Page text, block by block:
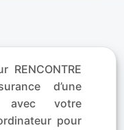
d’une
avec votre
pour